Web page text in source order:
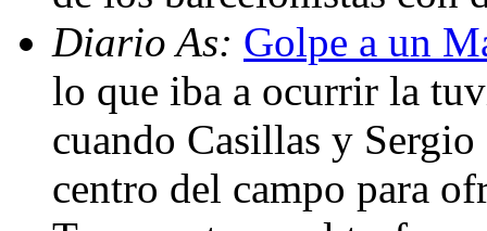
Diario As: Golpe a un
lo que iba a ocurrir la
cuando Casillas y
centro del campo para